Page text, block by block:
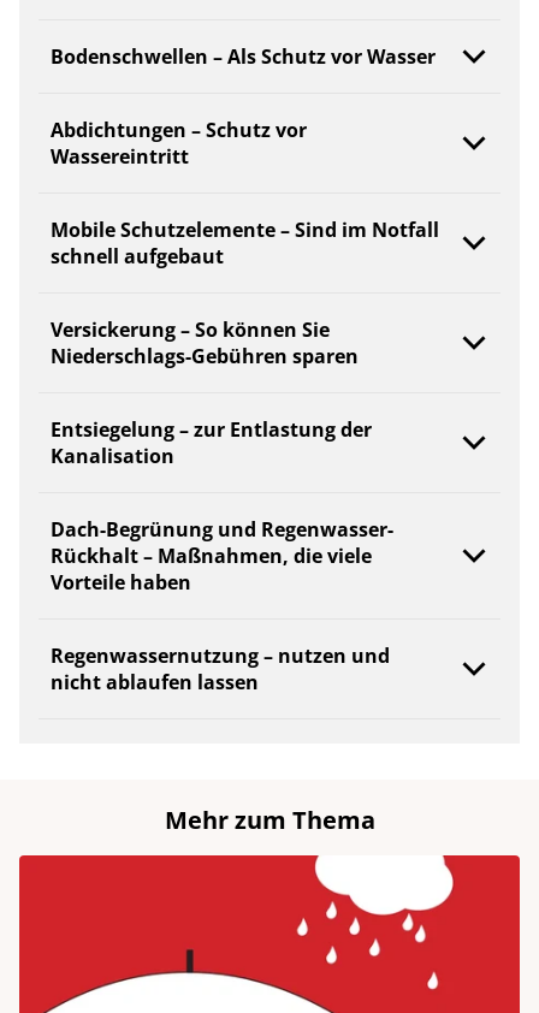
Bodenschwellen – Als Schutz vor Wasser
Abdichtungen – Schutz vor
Wassereintritt
Mobile Schutzelemente – Sind im Notfall
schnell aufgebaut
Versickerung – So können Sie
Niederschlags-Gebühren sparen
Entsiegelung – zur Entlastung der
Kanalisation
Dach-Begrünung und Regenwasser-
Rückhalt – Maßnahmen, die viele
Vorteile haben
Regenwassernutzung – nutzen und
nicht ablaufen lassen
Mehr zum Thema